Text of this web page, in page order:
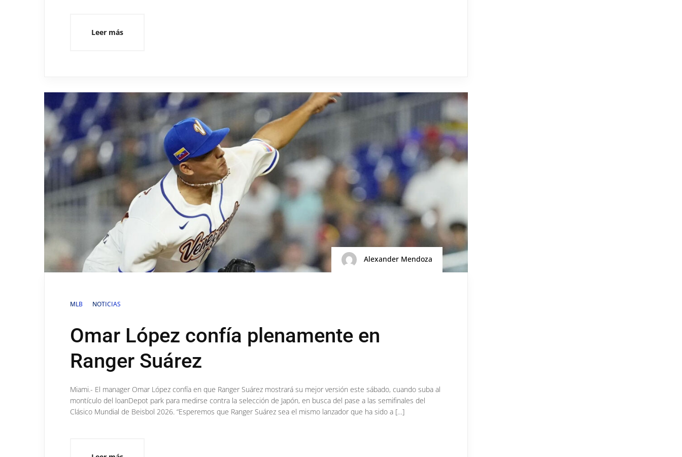
Leer más
Alexander Mendoza
MLB NOTICIAS
Omar López confía plenamente en
Ranger Suárez
Miami.- El manager Omar López confía en que Ranger Suárez mostrará su mejor versión este sábado, cuando suba al
montículo del loanDepot park para medirse contra la selección de Japón, en busca del pase a las semifinales del
Clásico Mundial de Beisbol 2026. “Esperemos que Ranger Suárez sea el mismo lanzador que ha sido a […]